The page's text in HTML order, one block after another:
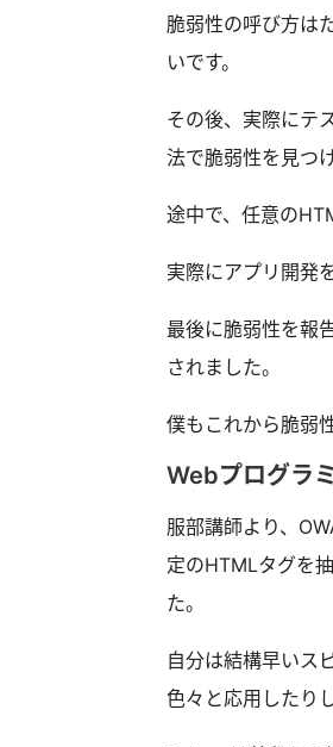
脆弱性の呼び方は
いです。
その後、実際にテ
法で脆弱性を見つ
途中で、任意の
実際にアプリ開発
最後に脆弱性を報
されました。
僕もこれから脆弱
Webプログラミ
服部講師より、
定のHTMLタグを
た。
自分は結構早いス
色々と応用したり